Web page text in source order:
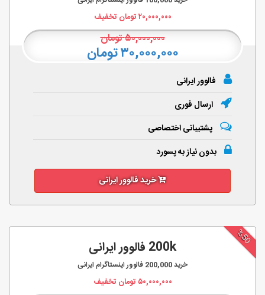
۲۰,۰۰۰,۰۰۰تومان تخفیف
۵۰,۰۰۰,۰۰۰تومان
۳۰,۰۰۰,۰۰۰ تومان
فالوور ایرانی
ارسال فوری
پشتیبانی اختصاصی
بدون نیاز به پسورد
خرید فالوور ایرانی
%50
200k فالوور ایرانی
خرید200,000 فالوور اینستاگرام ایرانی
۵۰,۰۰۰,۰۰۰تومان تخفیف